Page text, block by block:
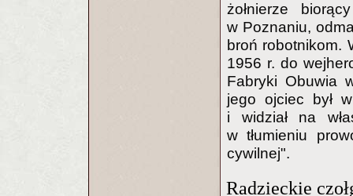
żołnierze
w Poznaniu,
broń robotnikom.
1956 r. do
Fabryki Obuwia
jego ojciec był
i widział na
w tłumieniu
cywilnej".
Radzieckie